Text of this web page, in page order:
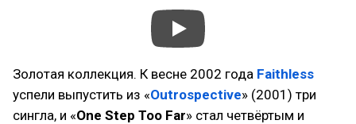
Золотая коллекция. К весне 2002 года Faithless
успели выпустить из «Outrospective» (2001) три
сингла, и «One Step Too Far» стал четвёртым и